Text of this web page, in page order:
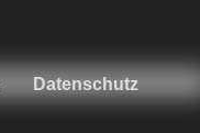
Datenschutz